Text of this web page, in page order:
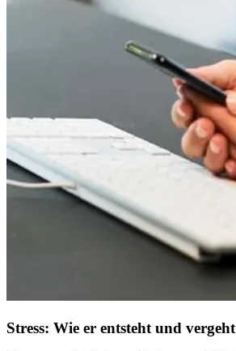
Stress: Wie er entsteht und vergeht